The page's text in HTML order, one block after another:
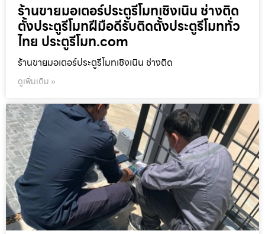
ร้านขายมอเตอร์ประตูรีโมทเชิงเนิน ช่างติด
ตั้งประตูรีโมทฝีมือดีรับติดตั้งประตูรีโมททั่ว
ไทย ประตูรีโมท.com
ร้านขายมอเตอร์ประตูรีโมทเชิงเนิน ช่างติด
ดูเพิ่มเติม »